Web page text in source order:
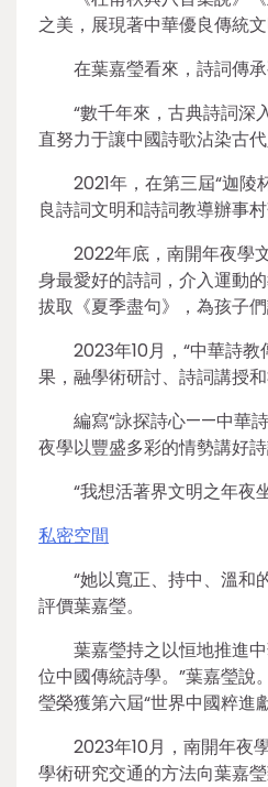
之美，展現著中華優良傳統文
在葉嘉瑩看來，詩詞傳
“數千年來，古典詩詞深
直努力于讓中國詩歌沾染古
2021年，在第三屆“迦陵
良詩詞文明和詩詞教導辦事村
2022年底，南開年夜學
身最愛好的詩詞，介入運動
拔取《夏季盡句》，為孩子
2023年10月，“中華詩
果，融學術研討、詩詞講授
編寫“詠探詩心——中華
夜學以豐盛多彩的情勢講好
“我想活著界文明之年夜
私密空間
“她以寬正、持中、溫和
評價葉嘉瑩。
葉嘉瑩持之以恒地推進
位中國傳統詩學。”葉嘉瑩說
瑩榮獲第六屆“世界中國粹進獻
2023年10月，南開年夜
學術研究交通的方法向葉嘉瑩